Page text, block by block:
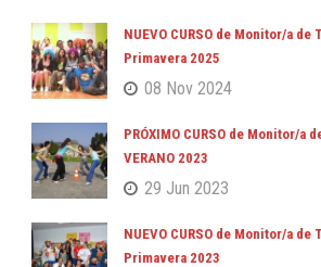
NUEVO CURSO de Monitor/a
Primavera 2025
08 Nov 2024
PRÓXIMO CURSO de Monitor/a
VERANO 2023
29 Jun 2023
NUEVO CURSO de Monitor/a
Primavera 2023